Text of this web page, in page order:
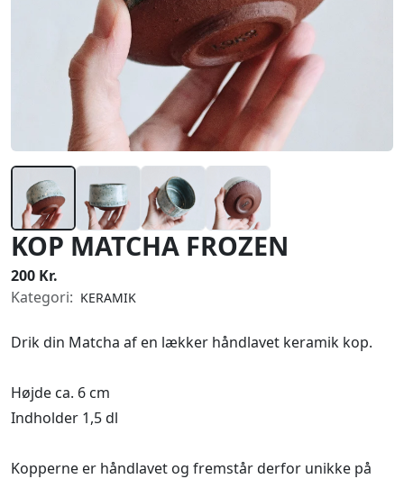
KOP MATCHA FROZEN
200 Kr.
Kategori: KERAMIK
Drik din Matcha af en lækker håndlavet keramik kop.
Højde ca. 6 cm
Indholder 1,5 dl
Kopperne er håndlavet og fremstår derfor unikke på